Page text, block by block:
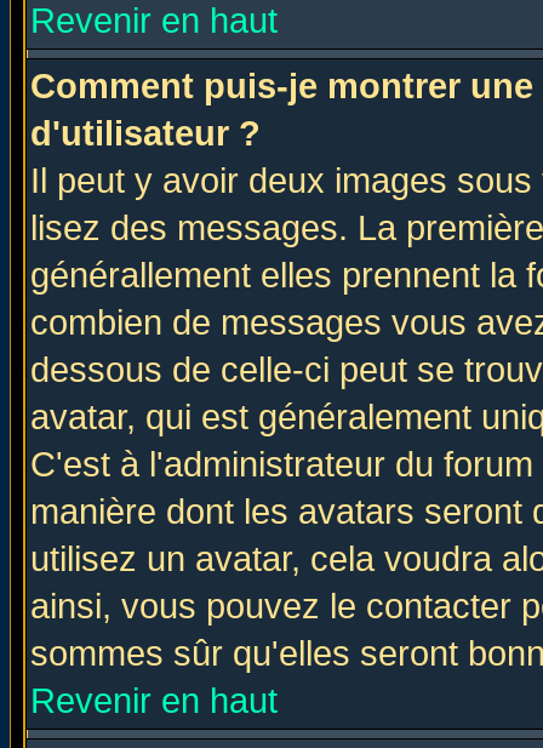
Revenir en haut
Comment puis-je montrer
d'utilisateur ?
Il peut y avoir deux images
lisez des messages. La
générallement elles prennent la
combien de messages vous
dessous de celle-ci peut se
avatar, qui est généralement
C'est à l'administrateur du
manière dont les avatars seront
utilisez un avatar, cela voudra
ainsi, vous pouvez le contacter
sommes sûr qu'elles seront
Revenir en haut